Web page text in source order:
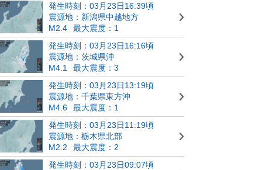
発生時刻：03月23日16:39頃
震源地：新潟県中越地方
M2.4
最大震度：1
発生時刻：03月23日16:16頃
震源地：茨城県沖
M4.1
最大震度：3
発生時刻：03月23日13:19頃
震源地：千葉県東方沖
M4.6
最大震度：1
発生時刻：03月23日11:19頃
震源地：栃木県北部
M2.2
最大震度：2
発生時刻：03月23日09:07頃